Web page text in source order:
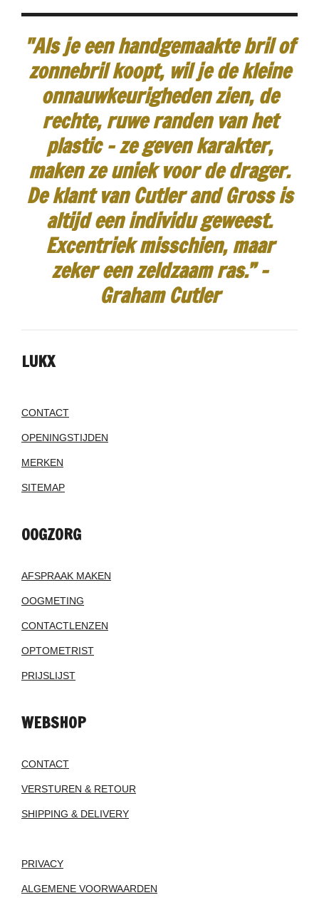
"Als je een handgemaakte bril of
zonnebril koopt, wil je de kleine
onnauwkeurigheden zien, de
rechte, ruwe randen van het
plastic - ze geven karakter,
maken ze uniek voor de drager.
De klant van Cutler and Gross is
altijd een individu geweest.
Excentriek misschien, maar
zeker een zeldzaam ras.” -
Graham Cutler
LUKX
CONTACT
OPENINGSTIJDEN
MERKEN
SITEMAP
OOGZORG
AFSPRAAK MAKEN
OOGMETING
CONTACTLENZEN
OPTOMETRIST
PRIJSLIJST
WEBSHOP
CONTACT
VERSTUREN & RETOUR
SHIPPING & DELIVERY
PRIVACY
ALGEMENE VOORWAARDEN